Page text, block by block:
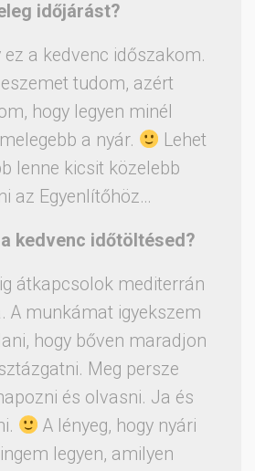
időjárást?
ez a kedvenc időszakom.
tudom, azért
hogy legyen minél
a nyár.
Lehet
lenne kicsit közelebb
az Egyenlítőhöz…
kedvenc időtöltésed?
átkapcsolok mediterrán
A munkámat igyekszem
hogy bőven maradjon
Meg persze
és olvasni. Ja és
A lényeg, hogy nyári
legyen, amilyen